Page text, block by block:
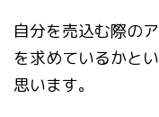
自分を売込む際の
を求めているかと
思います。